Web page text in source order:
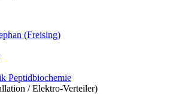
(Freising)
Peptidbiochemie
/ Elektro-Verteiler)